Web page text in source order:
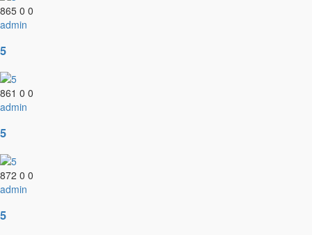
865 0 0
admin
5
861 0 0
admin
5
872 0 0
admin
5